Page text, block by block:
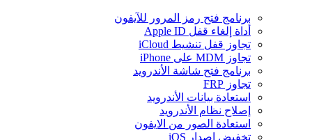
برنامج فتح رمز المرور للآيفون
أداة إلغاء قفل Apple ID
تجاوز قفل تنشيط iCloud
تجاوز MDM على iPhone
برنامج فتح شاشة الأندرويد
تجاوز FRP
استعادة بيانات الأندرويد
إصلاح نظام الأندرويد
استعادة الصور من الايفون
تخفيض إصدار iOS